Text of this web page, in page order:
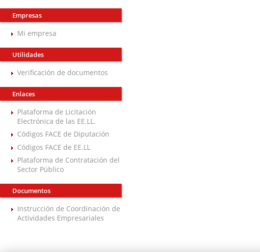
Empresas
Mi empresa
Utilidades
Verificación de documentos
Enlaces
Plataforma de Licitación
Electrónica de las EE.LL.
Códigos FACE de Diputación
Códigos FACE de EE.LL
Plataforma de Contratación del
Sector Público
Documentos
Instrucción de Coordinación de
Actividades Empresariales